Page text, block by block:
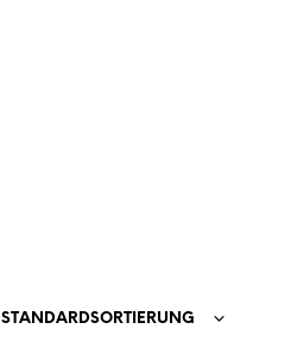
STANDARDSORTIERUNG